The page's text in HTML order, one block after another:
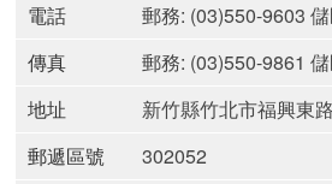
電話
郵務: (03)550-9603
傳真
郵務: (03)550-9861
地址
新竹縣竹北市福興東
郵遞區號
302052